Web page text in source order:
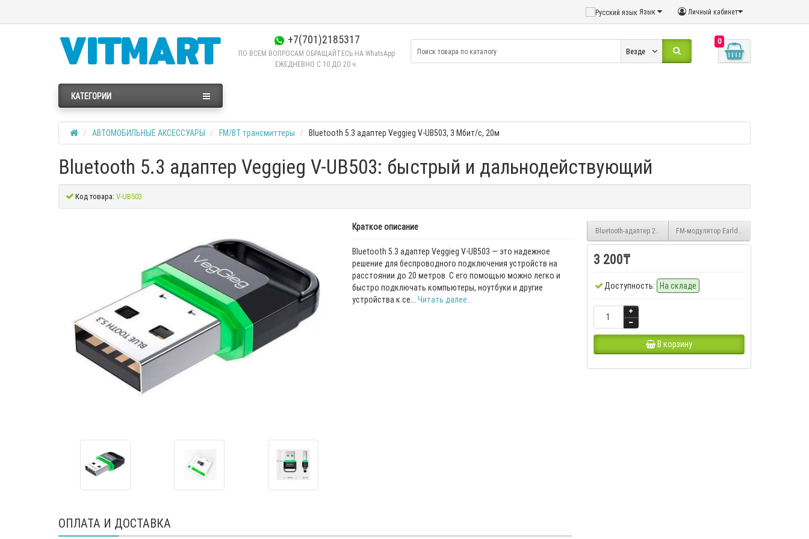
Личный кабинет
Язык
+7(701)2185317
ПО ВСЕМ ВОПРОСАМ ОБРАЩАЙТЕСЬ НА WhatsApp
ЕЖЕДНЕВНО C 10 ДО 20 ч.
0
Везде
КАТЕГОРИИ
АВТОМОБИЛЬНЫЕ АКСЕССУАРЫ FM/BT трансмиттеры Bluetooth 5.3 адаптер Veggieg V-UB503, 3 Мбит/с, 20м
Bluetooth 5.3 адаптер Veggieg V-UB503: быстрый и дальнодействующий
Код товара:V-UB503
Краткое описание
Bluetooth 5.3 адаптер Veggieg V-UB503 — это надежное
решение для беспроводного подключения устройств на
расстоянии до 20 метров. С его помощью можно легко и
быстро подключать компьютеры, ноутбуки и другие
устройства к се... Читать далее...
Bluetooth-адаптер 2в1 B16C приемник-передатчик
FM-модулятор Earldom ET-M60
3 200₸
Доступность: На складе
В корзину
ОПЛАТА И ДОСТАВКА